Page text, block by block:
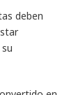
deben